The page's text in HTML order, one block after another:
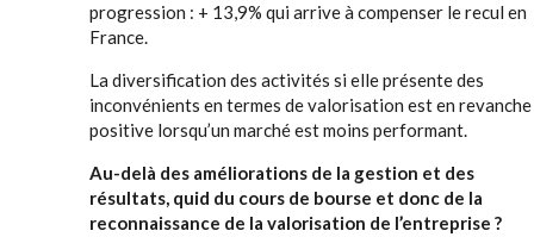
progression : + 13,9% qui arrive à compenser le recul en
France.
La diversification des activités si elle présente des
inconvénients en termes de valorisation est en revanche
positive lorsqu’un marché est moins performant.
Au-delà des améliorations de la gestion et des
résultats, quid du cours de bourse et donc de la
reconnaissance de la valorisation de l’entreprise ?